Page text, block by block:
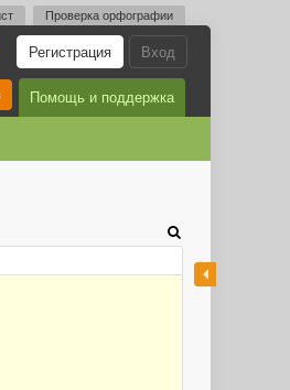
Проверка орфографии
Вход
Регистрация
Помощь и поддержка